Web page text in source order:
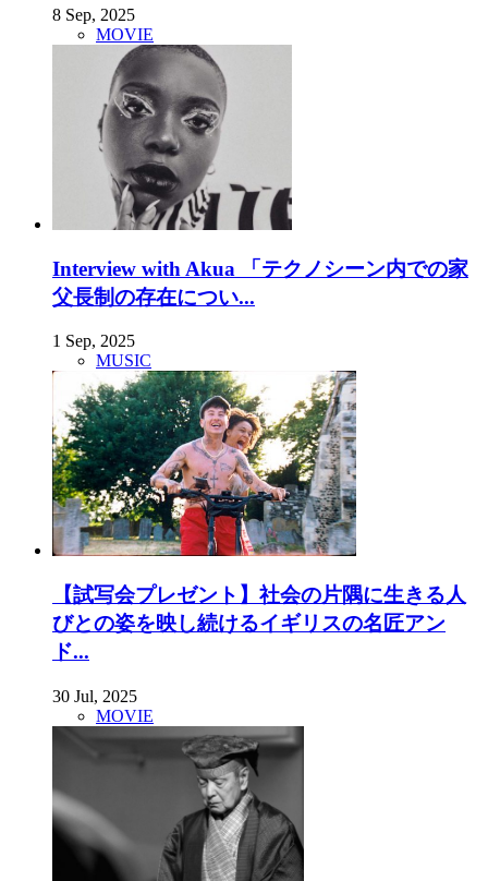
8 Sep, 2025
MOVIE
Interview with Akua 「テクノシーン内での家
父長制の存在につい...
1 Sep, 2025
MUSIC
【試写会プレゼント】社会の片隅に生きる人
びとの姿を映し続けるイギリスの名匠アン
ド...
30 Jul, 2025
MOVIE